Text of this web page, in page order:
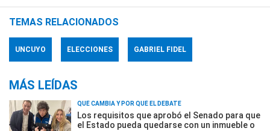
TEMAS RELACIONADOS
UNCUYO ELECCIONES GABRIEL FIDEL
MÁS LEÍDAS
QUÉ CAMBIA Y POR QUÉ EL DEBATE
Los requisitos que aprobó el Senado para que
el Estado pueda quedarse con un inmueble o